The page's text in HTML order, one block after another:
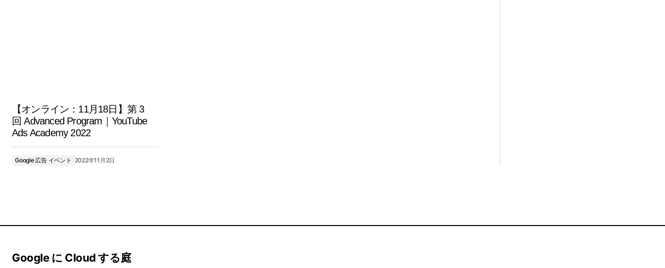
【オンライン：11月18日】第 3
回 Advanced Program｜YouTube
Ads Academy 2022
Google 広告 イベント 2022年11月2日
Google に Cloud する庭